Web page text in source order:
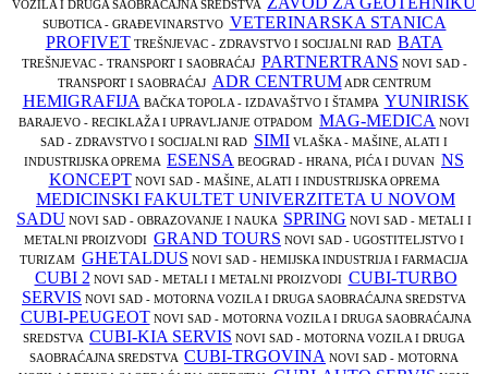
VOZILA I DRUGA SAOBRAĆAJNA SREDSTVA
SUBOTICA - GRAĐEVINARSTVO VETERINARSKA STANICA
PROFIVET TREŠNJEVAC - ZDRAVSTVO I SOCIJALNI RAD BATA
TREŠNJEVAC - TRANSPORT I SAOBRAĆAJ PARTNERTRANS NOVI SAD -
TRANSPORT I SAOBRAĆAJ ADR CENTRUM ADR CENTRUM
HEMIGRAFIJA BAČKA TOPOLA - IZDAVAŠTVO I ŠTAMPA YUNIRISK
BARAJEVO - RECIKLAŽA I UPRAVLJANJE OTPADOM MAG-MEDICA NOVI
SAD - ZDRAVSTVO I SOCIJALNI RAD SIMI VLAŠKA - MAŠINE, ALATI I
INDUSTRIJSKA OPREMA ESENSA BEOGRAD - HRANA, PIĆA I DUVAN NS
KONCEPT NOVI SAD - MAŠINE, ALATI I INDUSTRIJSKA OPREMA
MEDICINSKI FAKULTET UNIVERZITETA U NOVOM
SADU NOVI SAD - OBRAZOVANJE I NAUKA SPRING NOVI SAD - METALI I
METALNI PROIZVODI GRAND TOURS NOVI SAD - UGOSTITELJSTVO I
TURIZAM GHETALDUS NOVI SAD - HEMIJSKA INDUSTRIJA I FARMACIJA
CUBI 2 NOVI SAD - METALI I METALNI PROIZVODI CUBI-TURBO
SERVIS NOVI SAD - MOTORNA VOZILA I DRUGA SAOBRAĆAJNA SREDSTVA
CUBI-PEUGEOT NOVI SAD - MOTORNA VOZILA I DRUGA SAOBRAĆAJNA
SREDSTVA CUBI-KIA SERVIS NOVI SAD - MOTORNA VOZILA I DRUGA
SAOBRAĆAJNA SREDSTVA CUBI-TRGOVINA NOVI SAD - MOTORNA